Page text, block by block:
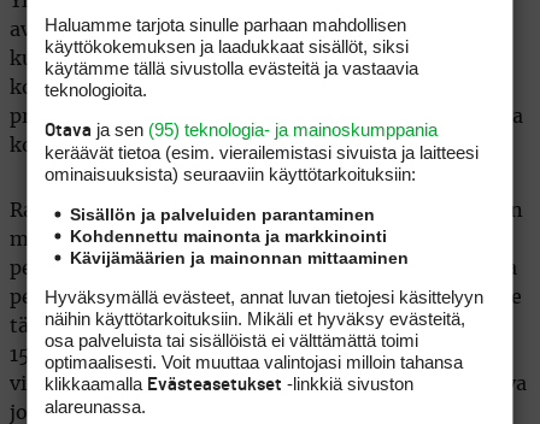
avauksista päätyy tällaisiin ongelmiin. Se tarkoittaa
kuudesta seitsemään katastrofiavaustakierrosta
kohden. Singelipelaajilla vastaava luku on vain 12
prosenttia, eli pahoja virheitä tulee kierroksen aikana
korkeintaan yksi tai kaksi.
Rangaistuksiin johtavat virheet nousevat tasoituksen
mukana vähemmän kuin virheet, joiden jälkeen
pelaajan pelattava välilyönti palauttaakseen pallonsa
peliin. Alle 4,9 tasoituksella pelaava miesgolfari tekee
tällaisia virheitä 7,6 % avauksistaan, tasoituksella
15,0–19,9 kuitenkin jo enemmän kuin joka
viidennellä avauksellaan ja yli 30 tasoituksella pelaava
joka kolmannella avauksellaan.
Haluamme tarjota sinulle parhaan mahdollisen
käyttökokemuksen ja laadukkaat sisällöt, siksi
käytämme tällä sivustolla evästeitä ja vastaavia
teknologioita.
Otava ja sen (95) teknologia- ja mainoskumppania
keräävät tietoa (esim. vierailemis­tasi sivuista ja laitteesi
ominaisuuk­sista) seuraaviin käyttötarkoituksiin:
Sisällön ja palveluiden parantaminen
Kohdennettu mainonta ja markkinointi
Kävijämäärien ja mainonnan mittaaminen
Hyväksymällä evästeet, annat luvan tietojesi käsittelyyn
näihin käyttötarkoituksiin. Mikäli et hyväksy evästeitä,
osa palveluista tai sisällöistä ei välttämättä toimi
optimaalisesti. Voit muuttaa valintojasi milloin tahansa
klikkaamalla Evästeasetukset -linkkiä sivuston
alareunassa.